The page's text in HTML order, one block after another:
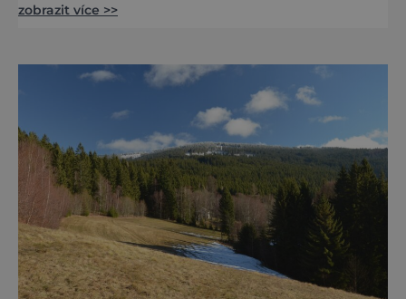
louka v Evropě, zavádí od léta 2026 nová
přijíždějí. Nejde o boj proti turistům. Jde o
ochranu krajiny, která už nechce být obětí
vlastního úspě
zobrazit více >>